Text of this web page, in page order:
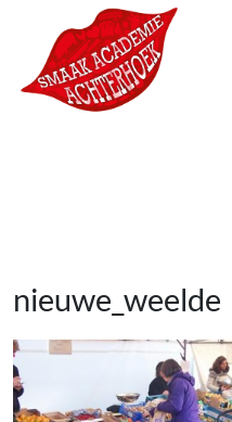
Ga naar de inhoud
Hoofdnavigatie
nieuwe_weelde